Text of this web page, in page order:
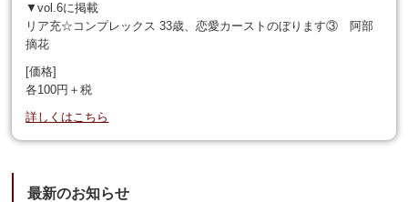
▼vol.6に掲載
リア充☆コンプレックス 33歳、恋愛カーストのぼります③ 阿部
摘花
[価格]
各100円＋税
詳しくはこちら
最新のお知らせ